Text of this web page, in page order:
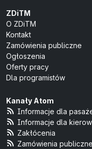
ZDiTM
O ZDiTM
Kontakt
Zamówienia publiczne
Ogłoszenia
Oferty pracy
Dla programistów
Kanały Atom
Informacje dla
Informacje dla
Zakłócenia
Zamówienia publiczne